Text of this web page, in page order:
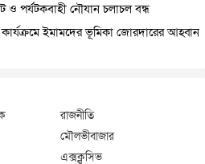
ও পর্যটকবাহী নৌযান চলাচল বন্ধ
ইমামদের ভূমিকা জোরদারের আহ্বান
রাজনীতি
মৌলভীবাজার
এক্সক্লুসিভ